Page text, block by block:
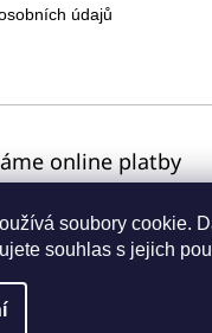
soubory cookie.
souhlas s jejich
údajů
online platby